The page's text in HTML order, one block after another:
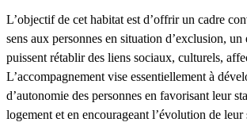
L’objectif de cet habitat est d’offrir un cadre
sens aux personnes en situation d’exclusion,
puissent rétablir des liens sociaux, culturels,
L’accompagnement vise essentiellement à
d’autonomie des personnes en favorisant leur
logement et en encourageant l’évolution de leur